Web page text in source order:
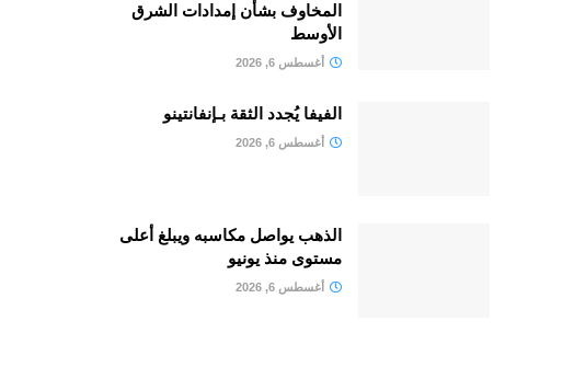
المخاوف بشأن إمدادات الشرق
الأوسط
أغسطس 6, 2026
الفيفا يُجدد الثقة بـإنفانتينو
أغسطس 6, 2026
الذهب يواصل مكاسبه ويبلغ أعلى
مستوى منذ يونيو
أغسطس 6, 2026